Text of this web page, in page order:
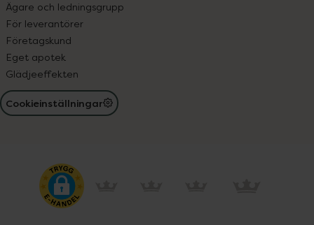
Ägare och ledningsgrupp
För leverantörer
Företagskund
Eget apotek
Glädjeeffekten
Cookieinställningar